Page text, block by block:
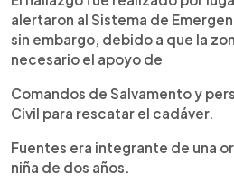
alertaron al Sistema de
sin embargo, debido a que la
necesario el apoyo de
Comandos de Salvamento y
Civil para rescatar el cadáver.
Fuentes era integrante de una
niña de dos años.